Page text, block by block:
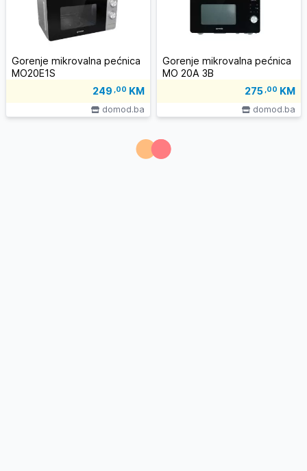
Gorenje mikrovalna pećnica
MO20E1S
249 ,00 KM
domod.ba
Gorenje mikrovalna pećnica
MO 20A 3B
275 ,00 KM
domod.ba